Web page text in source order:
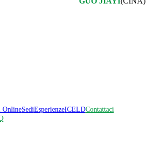
OnlineSediEsperienzeICELDContattaci